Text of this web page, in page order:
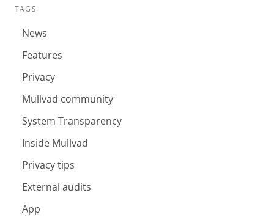
TAGS
News
Features
Privacy
Mullvad community
System Transparency
Inside Mullvad
Privacy tips
External audits
App